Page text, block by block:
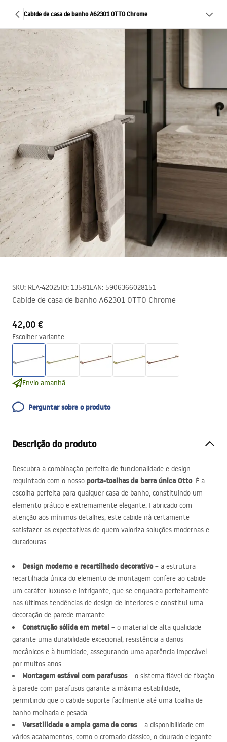
Cabide de casa de banho A62301 OTTO Chrome
SKU: REA-42025ID: 13581EAN: 5906366028151
Cabide de casa de banho A62301 OTTO Chrome
42,00 €
Escolher variante
Envio amanhã.
Perguntar sobre o produto
Descrição do produto
Descubra a combinação perfeita de funcionalidade e design
requintado com o nosso porta-toalhas de barra única Otto. É a
escolha perfeita para qualquer casa de banho, constituindo um
elemento prático e extremamente elegante. Fabricado com
atenção aos mínimos detalhes, este cabide irá certamente
satisfazer as expectativas de quem valoriza soluções modernas e
duradouras.
Design moderno e recartilhado decorativo– a estrutura
recartilhada única do elemento de montagem confere ao cabide
um caráter luxuoso e intrigante, que se enquadra perfeitamente
nas últimas tendências de design de interiores e constitui uma
decoração de parede marcante.
Construção sólida em metal – o material de alta qualidade
garante uma durabilidade excecional, resistência a danos
mecânicos e à humidade, assegurando uma aparência impecável
por muitos anos.
Montagem estável com parafusos– o sistema fiável de fixação
à parede com parafusos garante a máxima estabilidade,
permitindo que o cabide suporte facilmente até uma toalha de
banho molhada e pesada.
Versatilidade e ampla gama de cores– a disponibilidade em
vários acabamentos, como o cromado clássico, o dourado elegante